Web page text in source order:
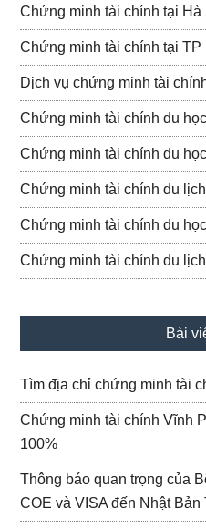
Chứng minh tài chính tại Hà
Chứng minh tài chính tại TP
Dịch vụ chứng minh tài
Chứng minh tài chính du
Chứng minh tài chính du
Chứng minh tài chính du
Chứng minh tài chính du
Chứng minh tài chính du
Bài
Tìm địa chỉ chứng minh tài
Chứng minh tài chính Vĩnh
100%
Thông báo quan trọng của
COE và VISA đến Nhật Bản